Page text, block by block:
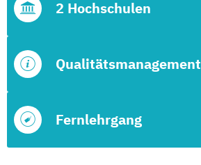
Fernlehrgang
Qualitätsmanagement
2 Hochschulen